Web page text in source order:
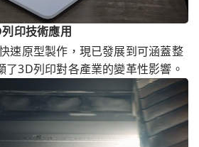
印技術應用
速原型製作，現已發展到可涵蓋整
了3D列印對各產業的變革性影響。